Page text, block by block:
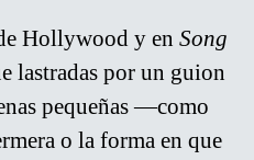
Hollywood y en Song
lastradas por un guion
pequeñas —como
o la forma en que